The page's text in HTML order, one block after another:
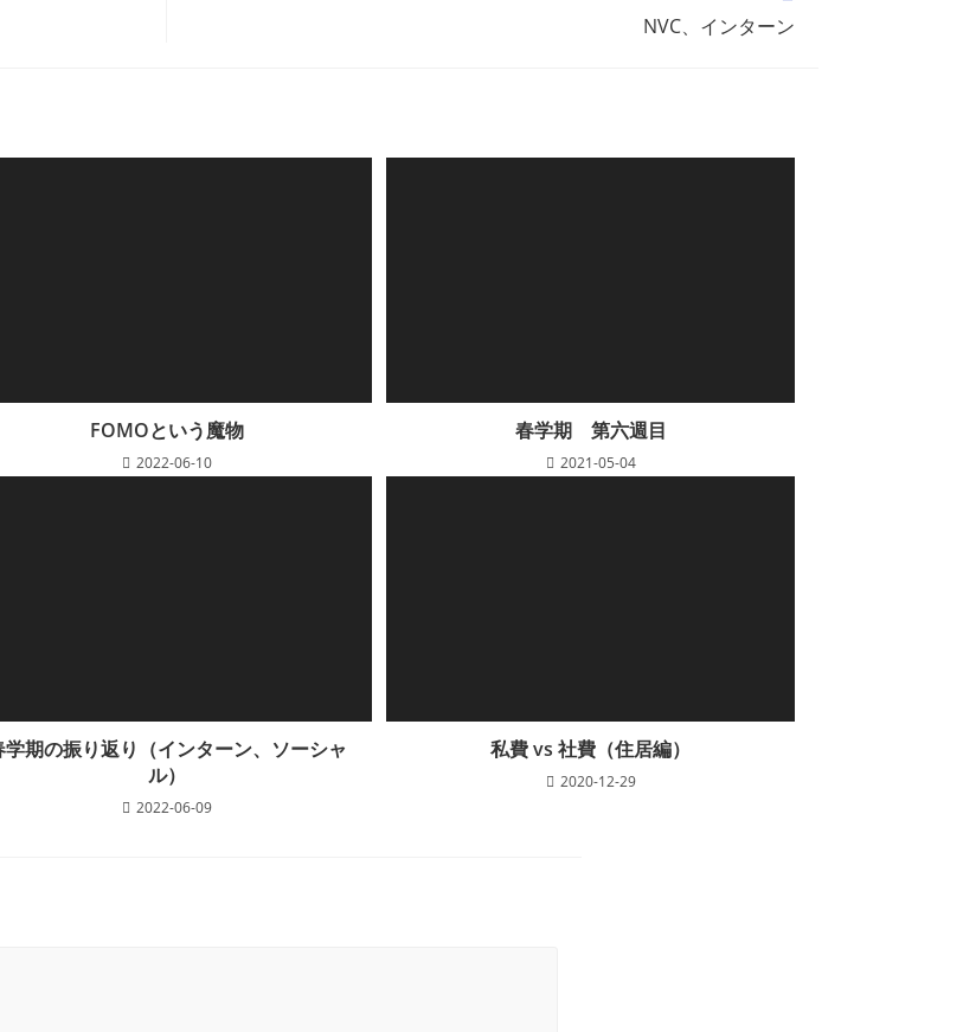
NVC、インターン
FOMOという魔物
2022-06-10
春学期 第六週目
2021-05-04
学期の振り返り（インターン、ソーシャ
ル）
2022-06-09
私費 vs 社費（住居編）
2020-12-29